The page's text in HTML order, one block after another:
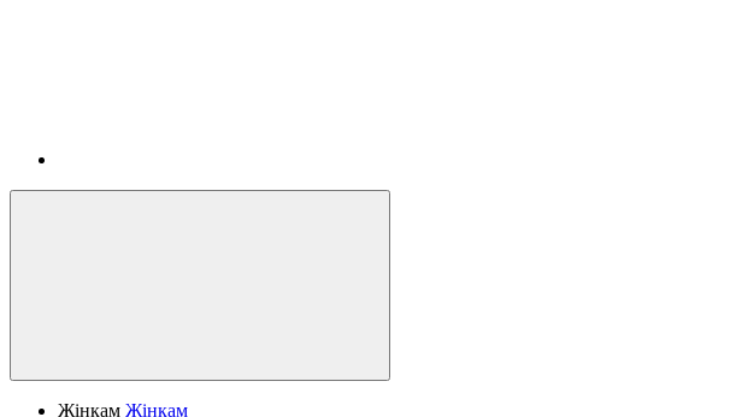
Жінкам Жінкам